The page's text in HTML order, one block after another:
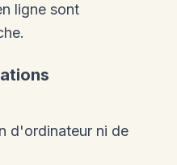
ligne sont
d'ordinateur ni de